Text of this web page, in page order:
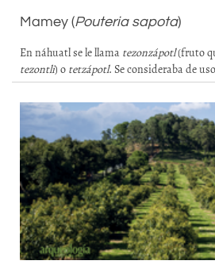
Mamey (Pouteria sapota)
En náhuatl se le llama tezonzápotl(fruto
tezontli) o tetzápotl. Se consideraba de